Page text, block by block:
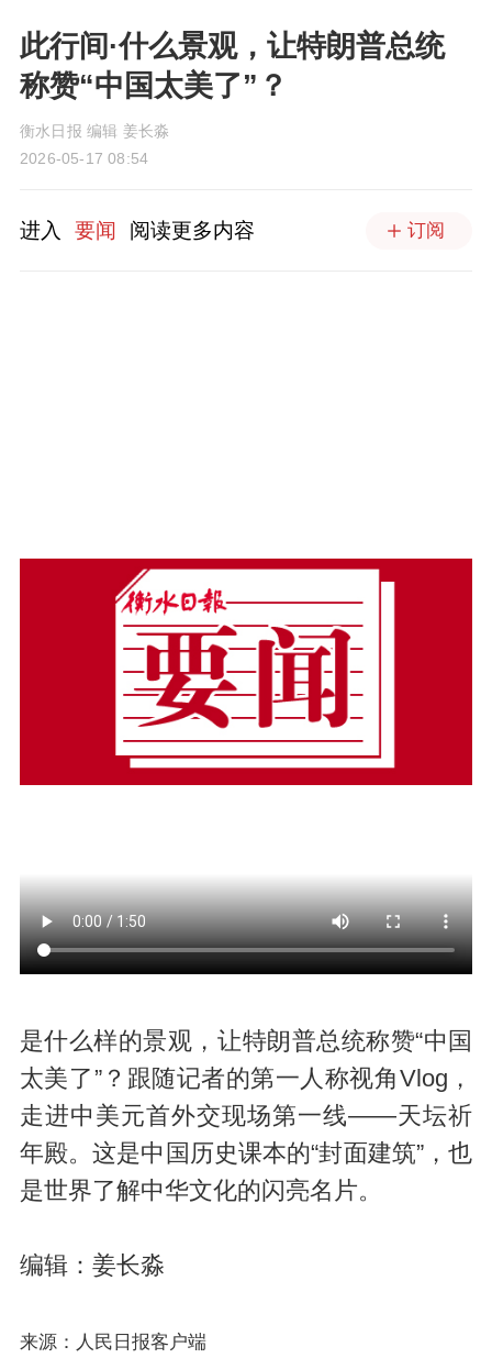
此行间·什么景观，让特朗普总统
称赞“中国太美了”？
衡水日报 编辑 姜长淼
2026-05-17 08:54
进入 要闻 阅读更多内容 订阅
是什么样的景观，让特朗普总统称赞“中国
太美了”？跟随记者的第一人称视角Vlog，
走进中美元首外交现场第一线——天坛祈
年殿。这是中国历史课本的“封面建筑”，也
是世界了解中华文化的闪亮名片。
编辑：姜长淼
来源：人民日报客户端